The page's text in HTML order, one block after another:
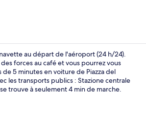
Couette en
au départ de l'aéroport (24 h/24).
forces au café et vous pourrez vous
5 minutes en voiture de Piazza del
les transports publics : Stazione centrale
trouve à seulement 4 min de marche.